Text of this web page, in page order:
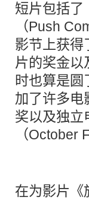
短片包括了
（Push
影节上获得
片的奖金以
时也算是圆
加了许多电
奖以及独立
（October
在为影片《